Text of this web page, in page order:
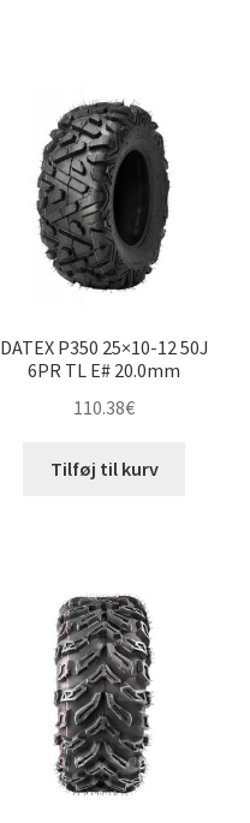
DATEX P350 25×10-12 50J
6PR TL E# 20.0mm
110.38€
Tilføj til kurv